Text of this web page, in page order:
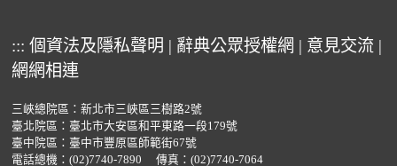
::: 個資法及隱私聲明 | 辭典公眾授權網 | 意見交流 |
網網相連
三峽總院區：新北市三峽區三樹路2號
臺北院區：臺北市大安區和平東路一段179號
臺中院區：臺中市豐原區師範街67號
電話總機： (02)7740-7890 傳真：(02)7740-7064